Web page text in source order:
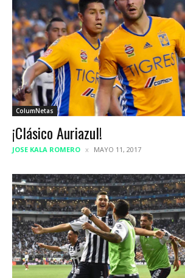
ColumNetas
¡Clásico Auriazul!
JOSE KALA ROMERO MAYO 11, 2017